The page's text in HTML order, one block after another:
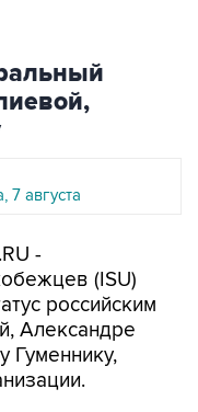
7 августа
-
(ISU)
российским
Александре
Гуменнику,